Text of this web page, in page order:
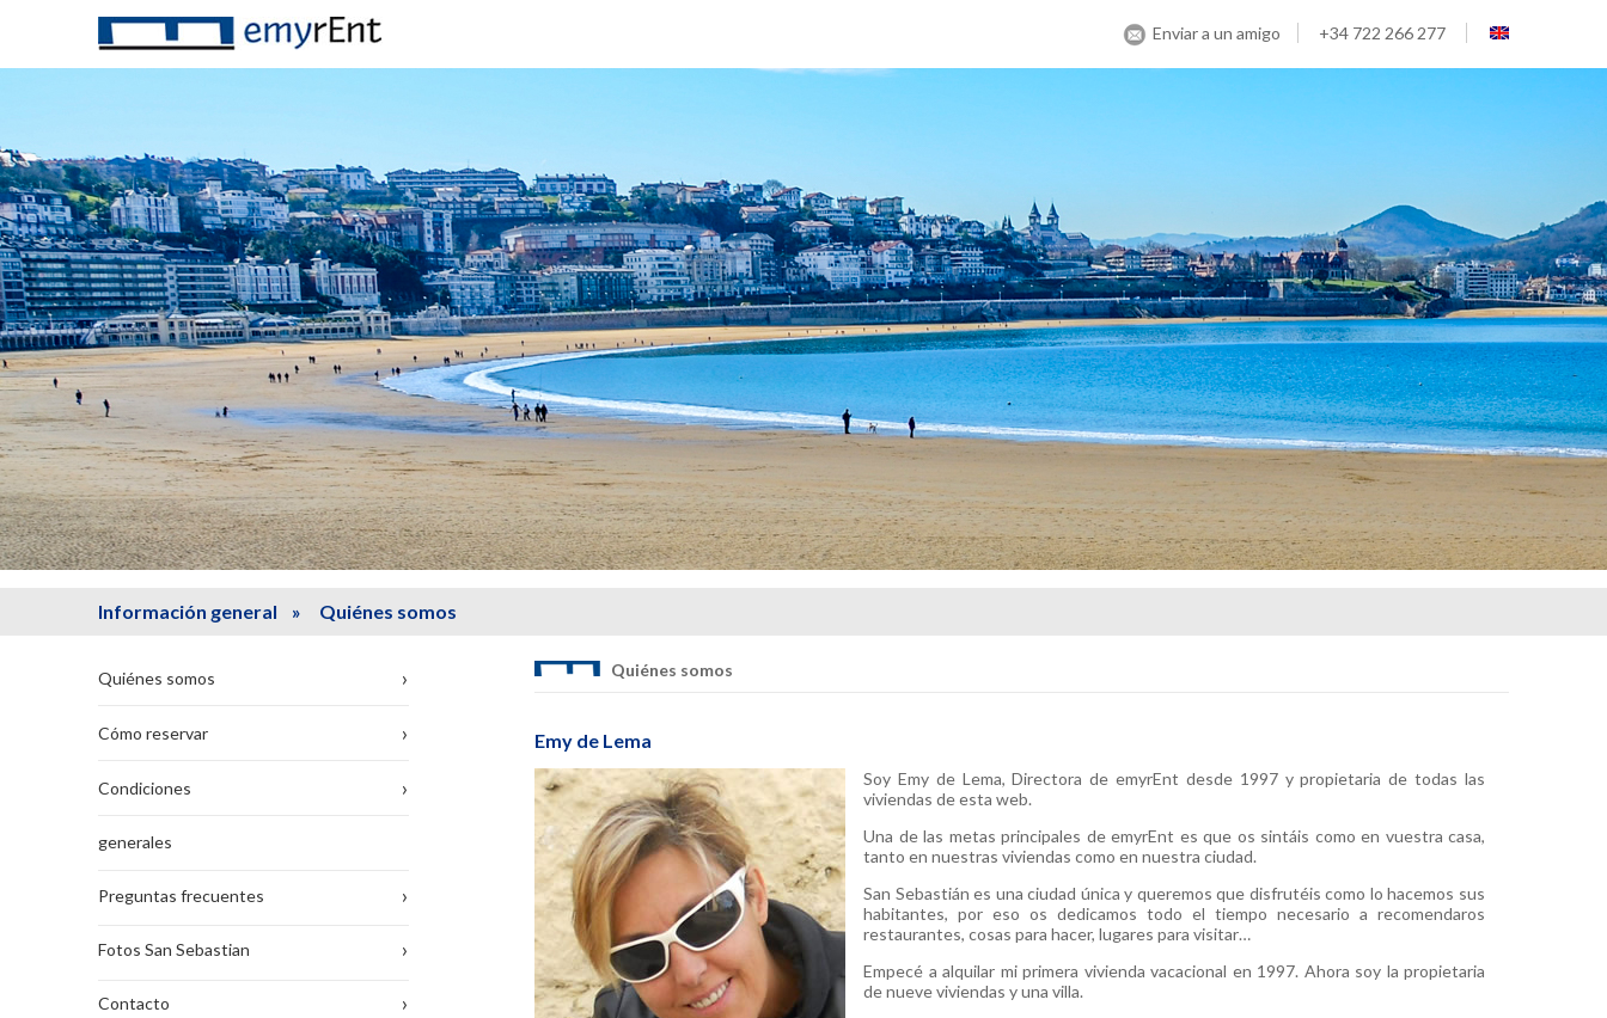
+34 722 266 277
Enviar a un amigo
Información general » Quiénes somos
Quiénes somos ›
Cómo reservar ›
Condiciones
generales
›
Preguntas frecuentes ›
Fotos San Sebastian ›
Contacto ›
Quiénes somos
Emy de Lema
Soy Emy de Lema, Directora de emyrEnt desde 1997 y propietaria de todas las
viviendas de esta web.
Una de las metas principales de emyrEnt es que os sintáis como en vuestra casa,
tanto en nuestras viviendas como en nuestra ciudad.
San Sebastián es una ciudad única y queremos que disfrutéis como lo hacemos sus
habitantes, por eso os dedicamos todo el tiempo necesario a recomendaros
restaurantes, cosas para hacer, lugares para visitar…
Empecé a alquilar mi primera vivienda vacacional en 1997. Ahora soy la propietaria
de nueve viviendas y una villa.